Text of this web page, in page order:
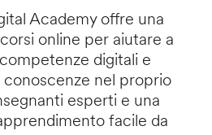
Academy offre una
online per aiutare a
digitali e
conoscenze nel proprio
esperti e una
facile da